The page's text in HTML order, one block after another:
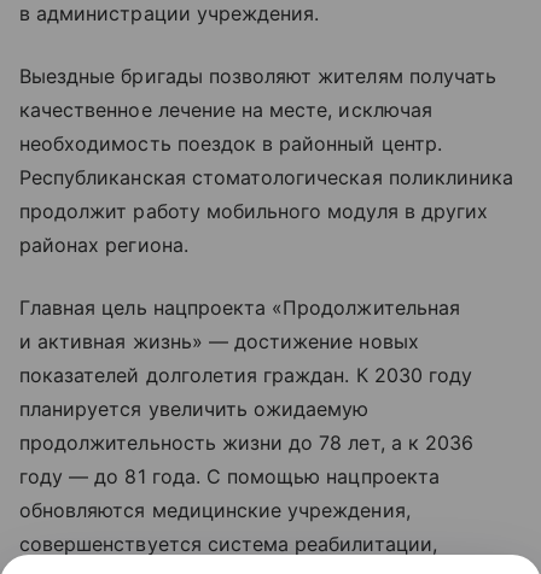
в администрации учреждения.
Выездные бригады позволяют жителям получать
качественное лечение на месте, исключая
необходимость поездок в районный центр.
Республиканская стоматологическая поликлиника
продолжит работу мобильного модуля в других
районах региона.
Главная цель нацпроекта «Продолжительная
и активная жизнь» — достижение новых
показателей долголетия граждан. К 2030 году
планируется увеличить ожидаемую
продолжительность жизни до 78 лет, а к 2036
году — до 81 года. С помощью нацпроекта
обновляются медицинские учреждения,
совершенствуется система реабилитации,